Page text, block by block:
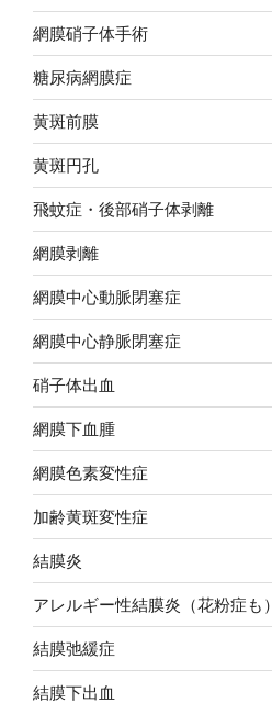
網膜硝子体手術
糖尿病網膜症
黄斑前膜
黄斑円孔
飛蚊症・後部硝子体剥離
網膜剥離
網膜中心動脈閉塞症
網膜中心静脈閉塞症
硝子体出血
網膜下血腫
網膜色素変性症
加齢黄斑変性症
結膜炎
アレルギー性結膜炎（花粉症も）
結膜弛緩症
結膜下出血